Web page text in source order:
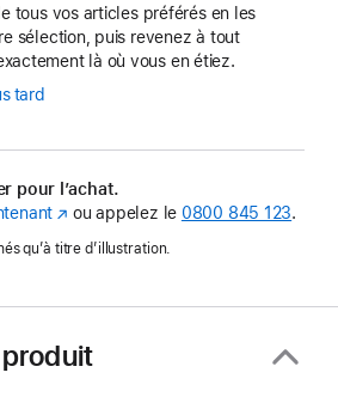
tous vos articles préférés en les
sélection, puis revenez à tout
là où vous en étiez.
tard
pour l’achat.
(s’ouvre
une
fenêtre)
ou appelez le 0800 845 123.
qu’à titre d’illustration.